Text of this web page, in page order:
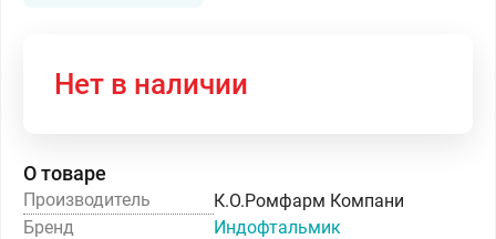
Нет в наличии
О товаре
Производитель
К.О.Ромфарм Компани
Бренд
Индофтальмик